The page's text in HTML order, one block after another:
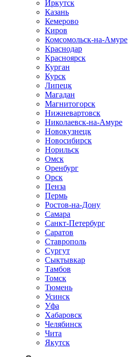
Иркутск
Казань
Кемерово
Киров
Комсомольск-на-Амуре
Краснодар
Красноярск
Курган
Курск
Липецк
Магадан
Магнитогорск
Нижневартовск
Николаевск-на-Амуре
Новокузнецк
Новосибирск
Норильск
Омск
Оренбург
Орск
Пенза
Пермь
Ростов-на-Дону
Самара
Санкт-Петербург
Саратов
Ставрополь
Сургут
Сыктывкар
Тамбов
Томск
Тюмень
Усинск
Уфа
Хабаровск
Челябинск
Чита
Якутск